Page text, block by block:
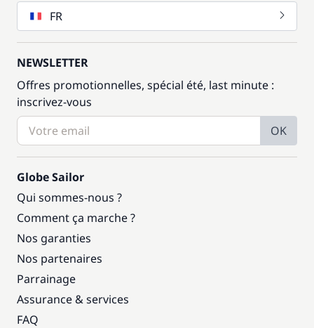
FR
NEWSLETTER
Offres promotionnelles, spécial été, last minute :
inscrivez-vous
OK
Globe Sailor
Qui sommes-nous ?
Comment ça marche ?
Nos garanties
Nos partenaires
Parrainage
Assurance & services
FAQ